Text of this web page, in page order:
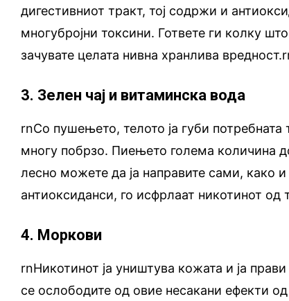
дигестивниот тракт, тој содржи и
многубројни токсини. Гответе ги колку
зачувате целата нивна хранлива
3. Зелен чај и витаминска вода
rnСо пушењето, телото ја губи
многу побрзо. Пиењето голема количина
лесно можете да ја направите сами, како и
антиоксиданси, го исфрлаат никотинот од
4. Моркови
rnНикотинот ја уништува кожата и ја
се ослободите од овие несакани ефекти